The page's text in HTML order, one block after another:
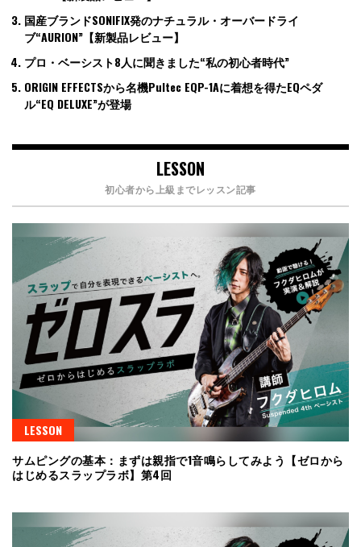
国産ブランドSONIFIX発のナチュラル・オーバードライ
ブ“AURION”【新製品レビュー】
プロ・ベーシスト8人に聞きました“私の初心者時代”
ORIGIN EFFECTSから名機Pultec EQP-1Aに着想を得たEQペダ
ル“EQ DELUXE”が登場
LESSON
初心者から上級までレッスン記事
LESSON
サムピングの基本：まずは親指で1音鳴らしてみよう【ゼロから
はじめるスラップラボ】第4回